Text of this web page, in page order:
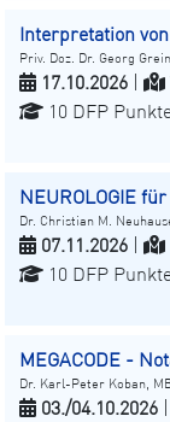
Interpretation
Priv. Doz. Dr. Georg
17.10.2026
10 DFP
NEUROLOGIE
Dr. Christian M.
07.11.2026
10 DFP
MEGACODE -
Dr. Karl-Peter Koban,
03./04.10.2026